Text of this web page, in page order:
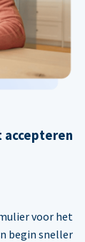
accepteren
voor het
begin sneller